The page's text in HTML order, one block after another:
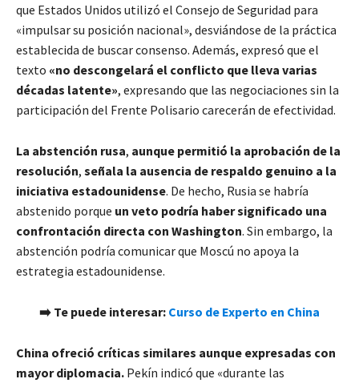
que Estados Unidos utilizó el Consejo de Seguridad para
«impulsar su posición nacional», desviándose de la práctica
establecida de buscar consenso. Además, expresó que el
texto «no descongelará el conflicto que lleva varias
décadas latente», expresando que las negociaciones sin la
participación del Frente Polisario carecerán de efectividad.
La abstención rusa, aunque permitió la aprobación de la
resolución, señala la ausencia de respaldo genuino a la
iniciativa estadounidense. De hecho, Rusia se habría
abstenido porque un veto podría haber significado una
confrontación directa con Washington. Sin embargo, la
abstención podría comunicar que Moscú no apoya la
estrategia estadounidense.
​➡️ Te puede interesar: Curso de Experto en China
China ofreció críticas similares aunque expresadas con
mayor diplomacia. Pekín indicó que «durante las